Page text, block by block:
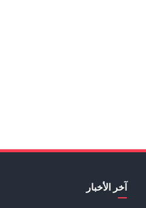
آخر الأخبار